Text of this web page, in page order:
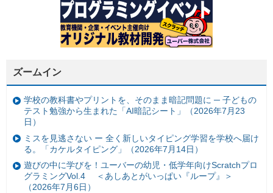
ズームイン
学校の教科書やプリントを、そのまま暗記問題に ─ 子どもの
テスト勉強から生まれた「AI暗記シート」（2026年7月23
日）
ミスを見逃さない ー 全く新しいタイピング学習を学校へ届け
る。「カケルタイピング」（2026年7月14日）
遊びの中に学びを！ユーバーの幼児・低学年向けScratchプロ
グラミングVol.4 ＜あしあとがいっぱい『ループ』＞
（2026年7月6日）